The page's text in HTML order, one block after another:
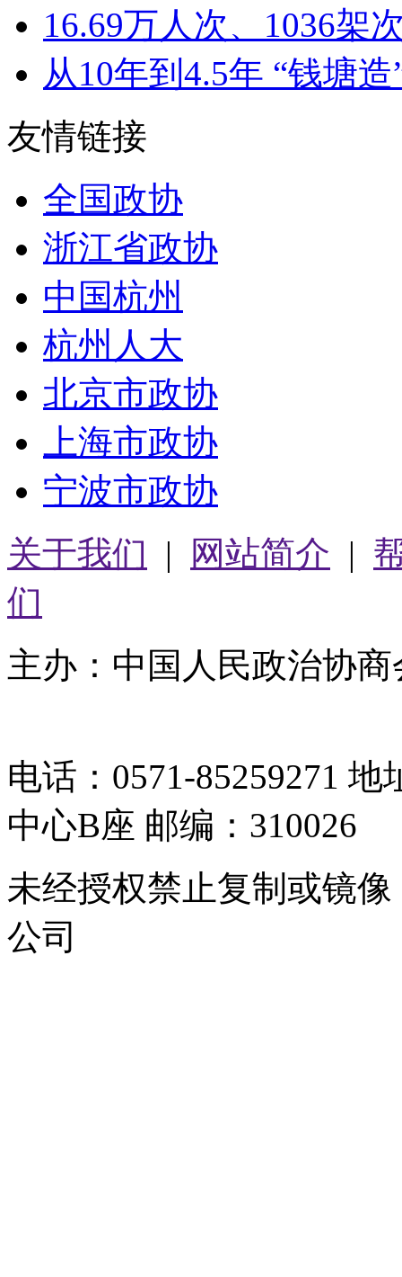
16.69万人次、1036架
从10年到4.5年 “钱塘
友情链接
全国政协
浙江省政协
中国杭州
杭州人大
北京市政协
上海市政协
宁波市政协
关于我们 | 网站简介 |
们
主办：中国人民政治协
电话：0571-85259271
中心B座 邮编：310026
未经授权禁止复制或镜
公司